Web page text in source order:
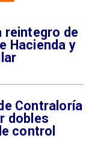
reintegro de
Hacienda y
Contraloría
dobles
control